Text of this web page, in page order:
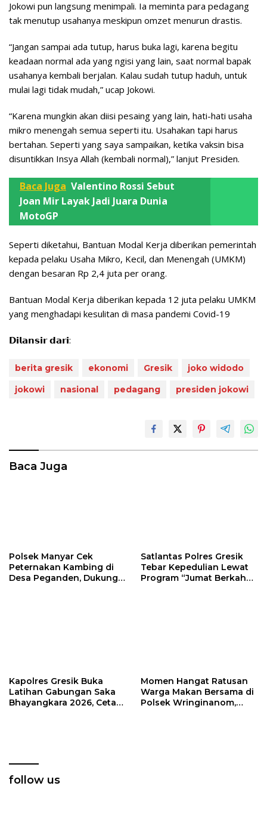
Jokowi pun langsung menimpali. Ia meminta para pedagang
tak menutup usahanya meskipun omzet menurun drastis.
“Jangan sampai ada tutup, harus buka lagi, karena begitu
keadaan normal ada yang ngisi yang lain, saat normal bapak
usahanya kembali berjalan. Kalau sudah tutup haduh, untuk
mulai lagi tidak mudah,” ucap Jokowi.
“Karena mungkin akan diisi pesaing yang lain, hati-hati usaha
mikro menengah semua seperti itu. Usahakan tapi harus
bertahan. Seperti yang saya sampaikan, ketika vaksin bisa
disuntikkan Insya Allah (kembali normal),” lanjut Presiden.
Baca Juga Valentino Rossi Sebut
Joan Mir Layak Jadi Juara Dunia
MotoGP
Seperti diketahui, Bantuan Modal Kerja diberikan pemerintah
kepada pelaku Usaha Mikro, Kecil, dan Menengah (UMKM)
dengan besaran Rp 2,4 juta per orang.
Bantuan Modal Kerja diberikan kepada 12 juta pelaku UMKM
yang menghadapi kesulitan di masa pandemi Covid-19
𝗗𝗶𝗹𝗮𝗻𝘀𝗶𝗿 𝗱𝗮𝗿𝗶:
berita gresik ekonomi Gresik
joko widodo
jokowi
nasional pedagang presiden jokowi
Baca Juga
Polsek Manyar Cek
Peternakan Kambing di
Desa Peganden, Dukung
Satlantas Polres Gresik
Tebar Kepedulian Lewat
Program “Jumat Berkah
Kapolres Gresik Buka
Latihan Gabungan Saka
Bhayangkara 2026, Cetak
Momen Hangat Ratusan
Warga Makan Bersama di
Polsek Wringinanom,
follow us